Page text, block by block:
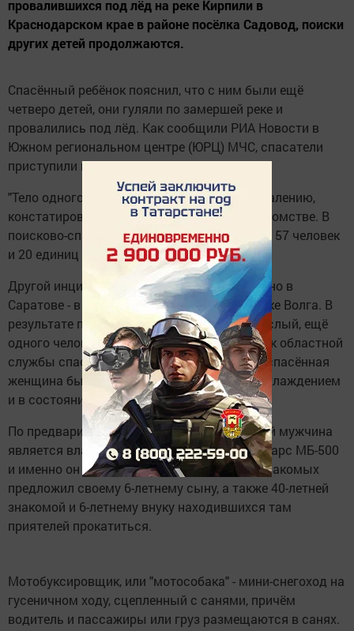
провалившихся под лёд на реке Кирпили в
Краснодарском крае в районе посёлка Садовод, поиски
других детей продолжаются.
Спасённый ребёнок пояснил, что с ним были ещё
четверо детей, они гуляли по замершей реке и
провалились под лёд. Как сообщили РИА Новости в
Южном региональном центре (ЮРЦ) МЧС, спасатели
приступили к поиску четырёх пропавших.
"Тело одного из подростков найдено. К сожалению,
констатировали его смерть", - сказали в ведомстве. В
поисково-спасательных работах участвуют 57 человек
и 20 единиц техники.
Другой инцидент произошёл тоже сегодня, но в
Саратове - в районе острова Зелёный на реке Волга. В
результате погибли двое детей и один взрослый, ещё
одного человека удалось спасти. Начальник областной
службы спасения Юрий Юрин уточнил, что спасённая
женщина была госпитализирована с переохлаждением
и в состоянии шока.
По предварительной информации, погибший мужчина
является владельцем мотобуксировщика Барс МБ-500
и именно он в компании родственников и знакомых
предложил своему 6-летнему сыну, а также 40-летней
знакомой и 6-летнему внуку находившихся там
приятелей прокатиться.
Мотобуксировщик, или "мотособака" - мини-снегоход на
гусеничном ходу, сцепленный с санями, причём
водитель и пассажиры или груз размещаются в санях.